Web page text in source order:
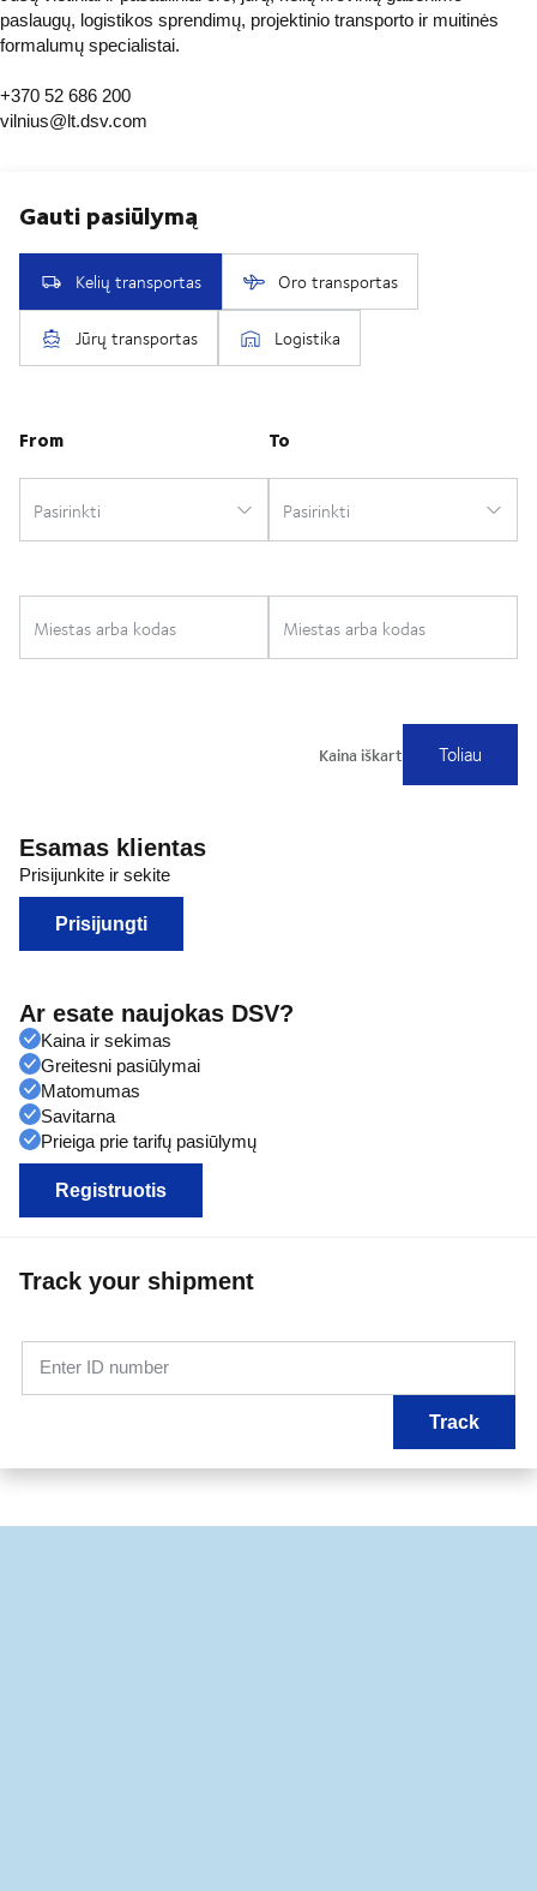
paslaugų, logistikos sprendimų, projektinio transporto ir muitinės
formalumų specialistai.
+370 52 686 200
vilnius@lt.dsv.com
Esamas klientas
Prisijunkite ir sekite
Prisijungti
Ar esate naujokas DSV?
Kaina ir sekimas
Greitesni pasiūlymai
Matomumas
Savitarna
Prieiga prie tarifų pasiūlymų
Registruotis
Track your shipment
Enter ID number
Track